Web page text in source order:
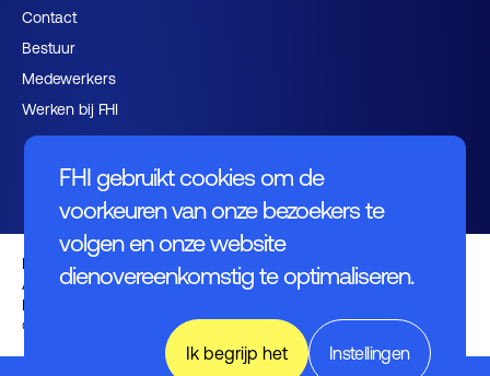
FHI gebruikt cookies om de
voorkeuren van onze bezoekers te
volgen en onze website
dienovereenkomstig te optimaliseren.
Instellingen
Ik begrijp het
Contact
Bestuur
Medewerkers
Werken bij FHI
Privacybeleid
Algemene voorwaarden
Disclaimer
© FHI 2026